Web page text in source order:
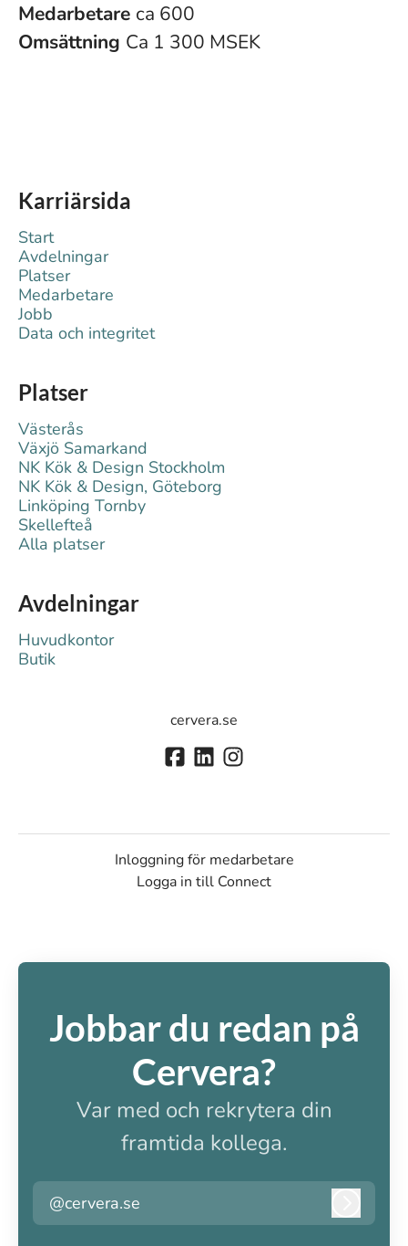
Medarbetare ca 600
Omsättning Ca 1 300 MSEK
Karriärsida
Start
Avdelningar
Platser
Medarbetare
Jobb
Data och integritet
Platser
Västerås
Växjö Samarkand
NK Kök & Design Stockholm
NK Kök & Design, Göteborg
Linköping Tornby
Skellefteå
Alla platser
Avdelningar
Huvudkontor
Butik
cervera.se
Inloggning för medarbetare
Logga in till Connect
Jobbar du redan på
Cervera?
Var med och rekrytera din
framtida kollega.
@cervera.se